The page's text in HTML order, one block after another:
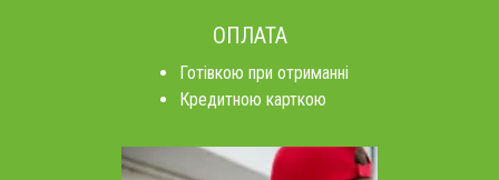
ОПЛАТА
Готівкою при отриманні
Кредитною карткою